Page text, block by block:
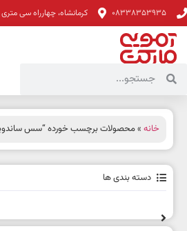
08338353935 کرمانشاه، چهارراه سی متری
خانه » محصولات برچسب خورده “سس
دسته بندی ها